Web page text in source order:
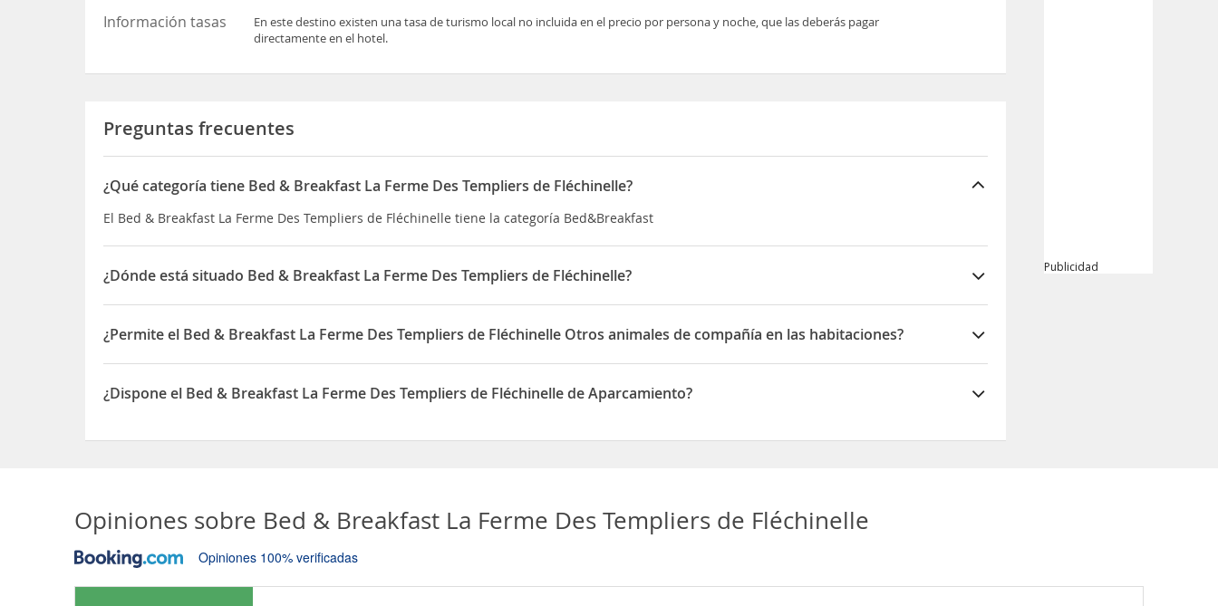
Información tasas
En este destino existen una tasa de turismo local no incluida en el precio por persona y noche, que las deberás pagar
directamente en el hotel.
Preguntas frecuentes
¿Qué categoría tiene Bed & Breakfast La Ferme Des Templiers de Fléchinelle?
El Bed & Breakfast La Ferme Des Templiers de Fléchinelle tiene la categoría Bed&Breakfast
¿Dónde está situado Bed & Breakfast La Ferme Des Templiers de Fléchinelle?
El Bed & Breakfast La Ferme Des Templiers de Fléchinelle está situado en 2 rue des templiers
¿Permite el Bed & Breakfast La Ferme Des Templiers de Fléchinelle Otros animales de compañía en las habitaciones?
Sí, el Bed & Breakfast La Ferme Des Templiers de Fléchinelle permite Otros animales de compañía en las habitaciones
¿Dispone el Bed & Breakfast La Ferme Des Templiers de Fléchinelle de Aparcamiento?
Publicidad
Opiniones sobre Bed & Breakfast La Ferme Des Templiers de Fléchinelle
Opiniones 100% verificadas